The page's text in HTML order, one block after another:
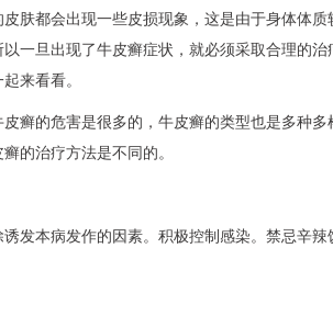
肤都会出现一些皮损现象，这是由于身体体质
一旦出现了牛皮癣症状，就必须采取合理的治
来看看。
癣的危害是很多的，牛皮癣的类型也是多种多
的治疗方法是不同的。
发本病发作的因素。积极控制感染。禁忌辛辣